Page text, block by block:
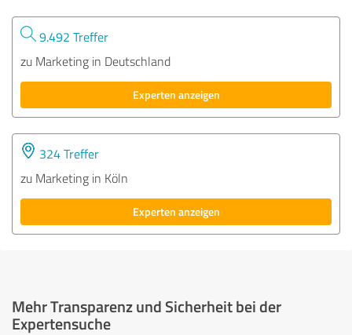
9.492 Treffer
zu Marketing in Deutschland
Experten anzeigen
324 Treffer
zu Marketing in Köln
Experten anzeigen
Mehr Transparenz und Sicherheit bei der
Expertensuche